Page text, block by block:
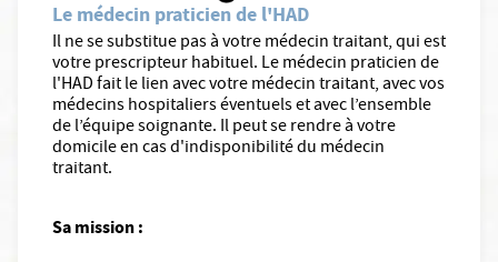
Le médecin praticien de l'HAD
Il ne se substitue pas à votre médecin traitant, qui est
votre prescripteur habituel. Le médecin praticien de
l'HAD fait le lien avec votre médecin traitant, avec vos
médecins hospitaliers éventuels et avec l’ensemble
de l’équipe soignante. Il peut se rendre à votre
domicile en cas d'indisponibilité du médecin
traitant.
Sa mission :